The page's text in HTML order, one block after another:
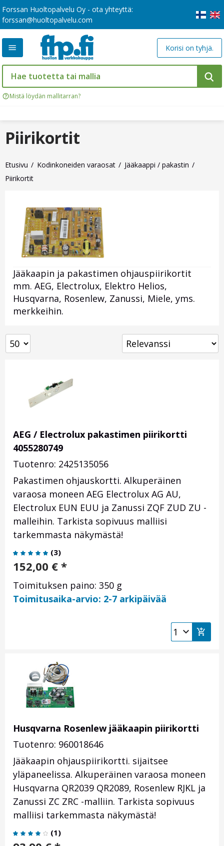
Forssan Huoltopalvelu Oy - ota yhteyttä:
forssan@huoltopalvelu.com
Mistä löydän mallitarran?
Korisi on tyhjä.
Etusivu Kodinkoneiden varaosat
Jääkaappi / pakastin
Piirikortit
Piirikortit
Jääkaapin ja pakastimen ohjauspiirikortit
mm. AEG, Electrolux, Elektro Helios,
Husqvarna, Rosenlew, Zanussi, Miele, yms.
merkkeihin.
AEG / Electrolux pakastimen piirikortti
4055280749
Tuotenro: 2425135056
Pakastimen ohjauskortti. Alkuperäinen
varaosa moneen AEG Electrolux AG AU,
Electrolux EUN EUU ja Zanussi ZQF ZUD ZU -
malleihin. Tarkista sopivuus malliisi
tarkemmasta näkymästä!
(3)
152,00 € *
Toimituksen paino: 350 g
Toimitusaika-arvio: 2-7 arkipäivää
Husqvarna Rosenlew jääkaapin piirikortti
Tuotenro: 960018646
Jääkaapin ohjauspiirikortti. sijaitsee
yläpaneelissa. Alkuperäinen varaosa moneen
Husqvarna QR2039 QR2089, Rosenlew RJKL ja
Zanussi ZC ZRC -malliin. Tarkista sopivuus
malliisi tarkemmasta näkymästä!
(1)